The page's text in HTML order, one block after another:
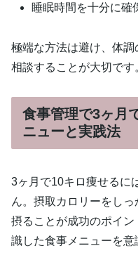
睡眠時間を十分に確
極端な方法は避け、体
相談することが大切です
食事管理で3ヶ月
ニューと実践法
3ヶ月で10キロ痩せるに
ん。摂取カロリーをし
摂ることが成功のポイ
識した食事メニューを